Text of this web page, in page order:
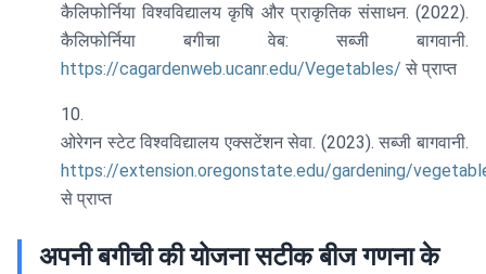
कैलिफोर्निया विश्वविद्यालय कृषि और प्राकृतिक संसाधन. (2022).
कैलिफोर्निया बगीचा वेब: सब्जी बागवानी.
https://cagardenweb.ucanr.edu/Vegetables/ से प्राप्त
ओरेगन स्टेट विश्वविद्यालय एक्सटेंशन सेवा. (2023). सब्जी बागवानी.
https://extension.oregonstate.edu/gardening/
से प्राप्त
अपनी बगीची की योजना सटीक बीज गणना के